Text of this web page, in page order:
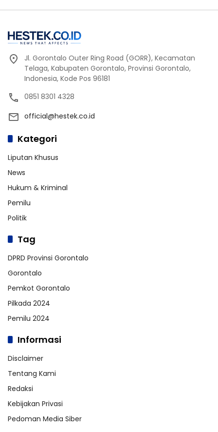
Jl. Gorontalo Outer Ring Road (GORR), Kecamatan
Telaga, Kabupaten Gorontalo, Provinsi Gorontalo,
Indonesia, Kode Pos 96181
0851 8301 4328
official@hestek.co.id
Kategori
Liputan Khusus
News
Hukum & Kriminal
Pemilu
Politik
Tag
DPRD Provinsi Gorontalo
Gorontalo
Pemkot Gorontalo
Pilkada 2024
Pemilu 2024
Informasi
Disclaimer
Tentang Kami
Redaksi
Kebijakan Privasi
Pedoman Media Siber